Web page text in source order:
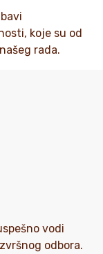
koje su od
rada.
vodi
odbora.